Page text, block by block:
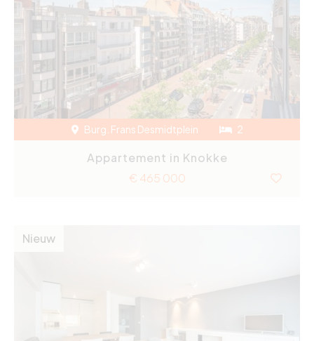
Burg. Frans Desmidtplein 2
Appartement in Knokke
€ 465 000
Nieuw